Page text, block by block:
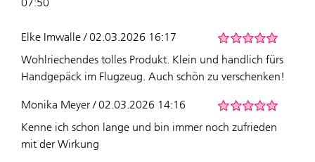
Elke Imwalle / 02.03.2026 16:17
Wohlriechendes tolles Produkt. Klein und handlich fürs
Handgepäck im Flugzeug. Auch schön zu verschenken!
Monika Meyer / 02.03.2026 14:16
Kenne ich schon lange und bin immer noch zufrieden
mit der Wirkung